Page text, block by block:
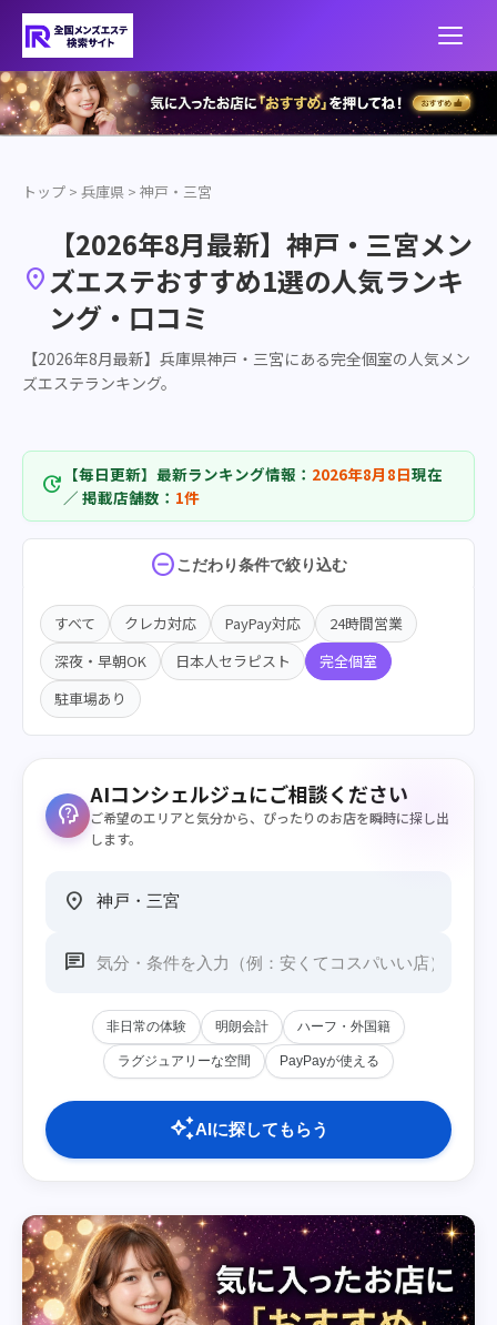
トップ > 兵庫県 > 神戸・三宮

【2026年8月最新】神戸・三宮メン
ズエステおすすめ1選の人気ランキ
ング・口コミ
【2026年8月最新】兵庫県神戸・三宮にある完全個室の人気メン
ズエステランキング。
update 【毎日更新】最新ランキング情報： 2026年8月8日現在
／ 掲載店舗数： 1件
do_not_disturb_onこだわり条件で絞り込む
すべて クレカ対応 PayPay対応
24時間営業
深夜・早朝OK
日本人セラピスト
完全個室
駐車場あり
psychology_alt
AIコンシェルジュにご相談ください
ご希望のエリアと気分から、ぴったりのお店を瞬時に探し出
します。
location_on
chat
非日常の体験 明朗会計 ハーフ・外国籍
ラグジュアリーな空間 PayPayが使える
auto_awesomeAIに探してもらう